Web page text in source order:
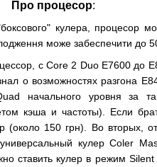
Про процесор:
кулера, процесор
може забеспечити до
с Core 2 Duo E7600 до
о возможностях разгона
начального уровня за
кэша и частоты). Если
(около 150 грн). Во вторых,
кулер Coler
ставить кулер в режим